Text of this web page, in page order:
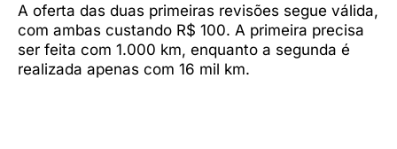
A oferta das duas primeiras revisões segue válida,
com ambas custando R$ 100. A primeira precisa
ser feita com 1.000 km, enquanto a segunda é
realizada apenas com 16 mil km.